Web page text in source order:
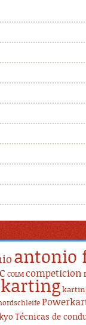
antonio
COLM competicion
karting
Técnicas de